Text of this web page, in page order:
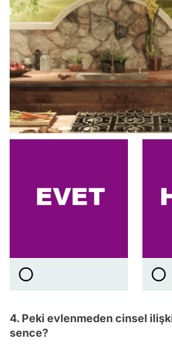
4. Peki evlenmeden cinsel ilişki
sence?